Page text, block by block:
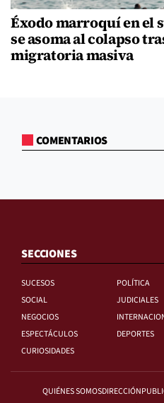
Éxodo marroquí en el
se asoma al colapso
migratoria masiva
COMENTARIOS
SECCIONES
SUCESOS
POLÍTICA
SOCIAL
JUDICIALES
NEGOCIOS
ESPECTÁCULOS
DEPORTES
CURIOSIDADES
QUIÉNES SOMOSDIRECCIÓN